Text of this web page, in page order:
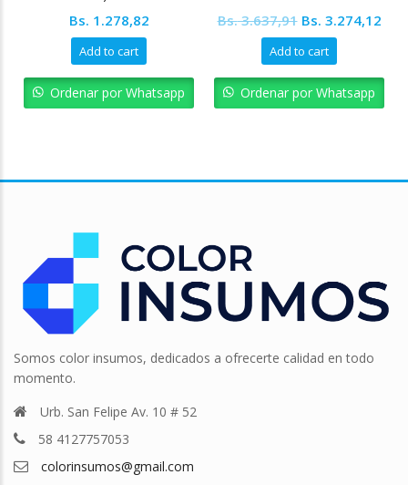
Bs. 1.278,82
Add to cart
Ordenar por Whatsapp
Bs.3.637,91 Original
price
was:
Bs. 3.637,91.
Bs. 3.274,12
Bs.
Add to cart
Ordenar por Whatsapp
Somos color insumos, dedicados a ofrecerte calidad en todo
momento.
Urb. San Felipe Av. 10 # 52
58 4127757053
colorinsumos@gmail.com